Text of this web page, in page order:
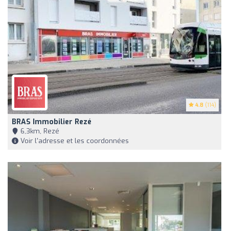
4.8 (114)
BRAS Immobilier Rezé
6,3km, Rezé
Voir l'adresse et les coordonnées